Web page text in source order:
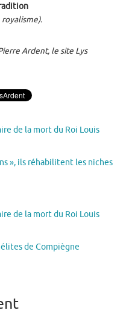
Ardent, le site Lys
de la mort du Roi Louis
», ils réhabilitent les niches
de la mort du Roi Louis
de Compiègne